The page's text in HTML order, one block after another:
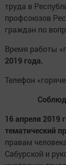
труда в
профсоюзов
граждан по
Время работы
2019 года.
Телефон
16 апреля 2019
тематический
правам
Сабурской и